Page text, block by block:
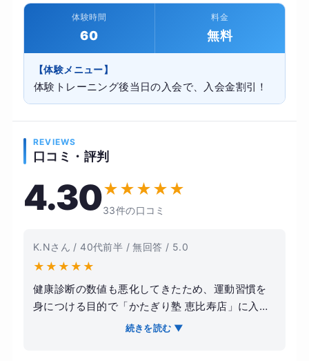
体験時間
60
料金
無料
【体験メニュー】
体験トレーニング後当日の入会で、入会金割引！
REVIEWS
口コミ・評判
4.30★★★★★
33件の口コミ
K.Nさん / 40代前半 / 無回答 / 5.0
★ ★ ★ ★ ★
健康診断の数値も悪化してきたため、運動習慣を
身につける目的で「かたぎり塾 恵比寿店」に入会
しました。他の中価格帯や高額なジムのような一
続きを読む ▼